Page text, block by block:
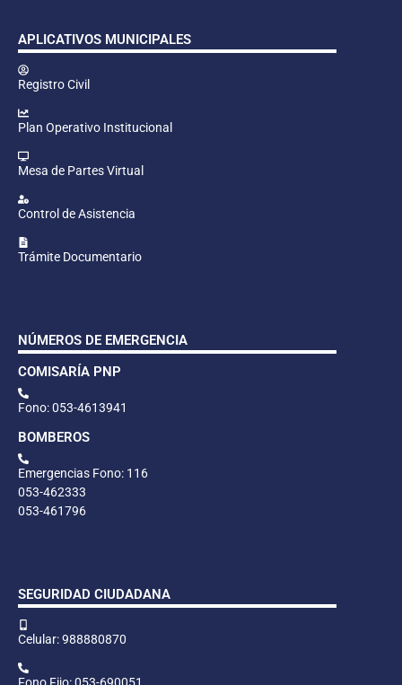
APLICATIVOS MUNICIPALES
Registro Civil
Plan Operativo Institucional
Mesa de Partes Virtual
Control de Asistencia
Trámite Documentario
NÚMEROS DE EMERGENCIA
COMISARÍA PNP
Fono: 053-4613941
BOMBEROS
Emergencias Fono: 116
053-462333
053-461796
SEGURIDAD CIUDADANA
Celular: 988880870
Fono Fijo: 053-690051